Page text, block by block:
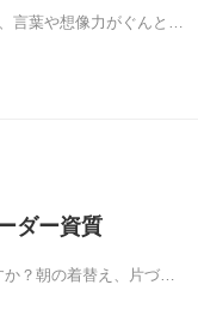
言葉や想像力がぐんと…
ダー資質
か？朝の着替え、片づ…